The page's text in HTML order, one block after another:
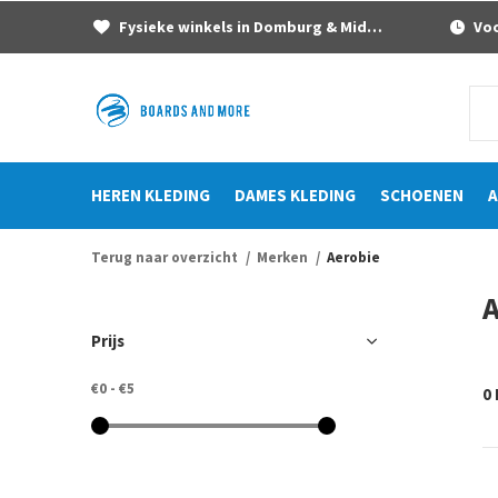
HEREN KLEDING DAMES KLEDING SCHOENEN
Fysieke winkels in Domburg & Middelburg
Terug naar overzicht Merken Aerobie
0
Prijs
€0 - €5